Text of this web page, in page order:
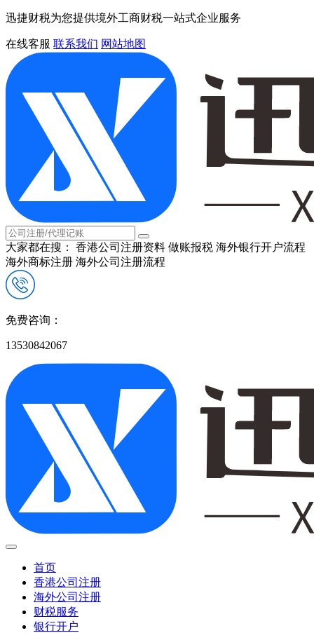
迅捷财税为您提供境外工商财税一站式企业服务
在线客服 联系我们 网站地图
大家都在搜： 香港公司注册资料 做账报税 海外银行开户流程
海外商标注册 海外公司注册流程
免费咨询：
13530842067
首页
香港公司注册
海外公司注册
财税服务
银行开户